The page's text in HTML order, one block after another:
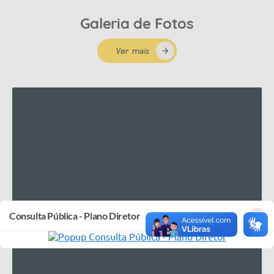
Galeria de Fotos
Ver mais
Ver fotos ×
Consulta Pública - Plano Diretor